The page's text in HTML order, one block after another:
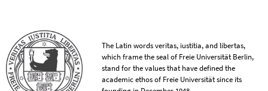
The Latin words veritas, iustitia, and libertas,
which frame the seal of Freie Universität Berlin,
stand for the values that have defined the
academic ethos of Freie Universität since its